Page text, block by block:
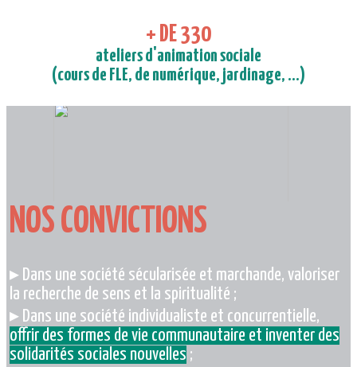
+ DE 330
ateliers d'animation sociale
(cours de FLE, de numérique, jardinage, ...)
NOS CONVICTIONS
▸ Dans une société sécularisée et marchande, valoriser
la recherche de sens et la spiritualité ;
▸ Dans une société individualiste et concurrentielle,
offrir des formes de vie communautaire et inventer des
solidarités sociales nouvelles ;